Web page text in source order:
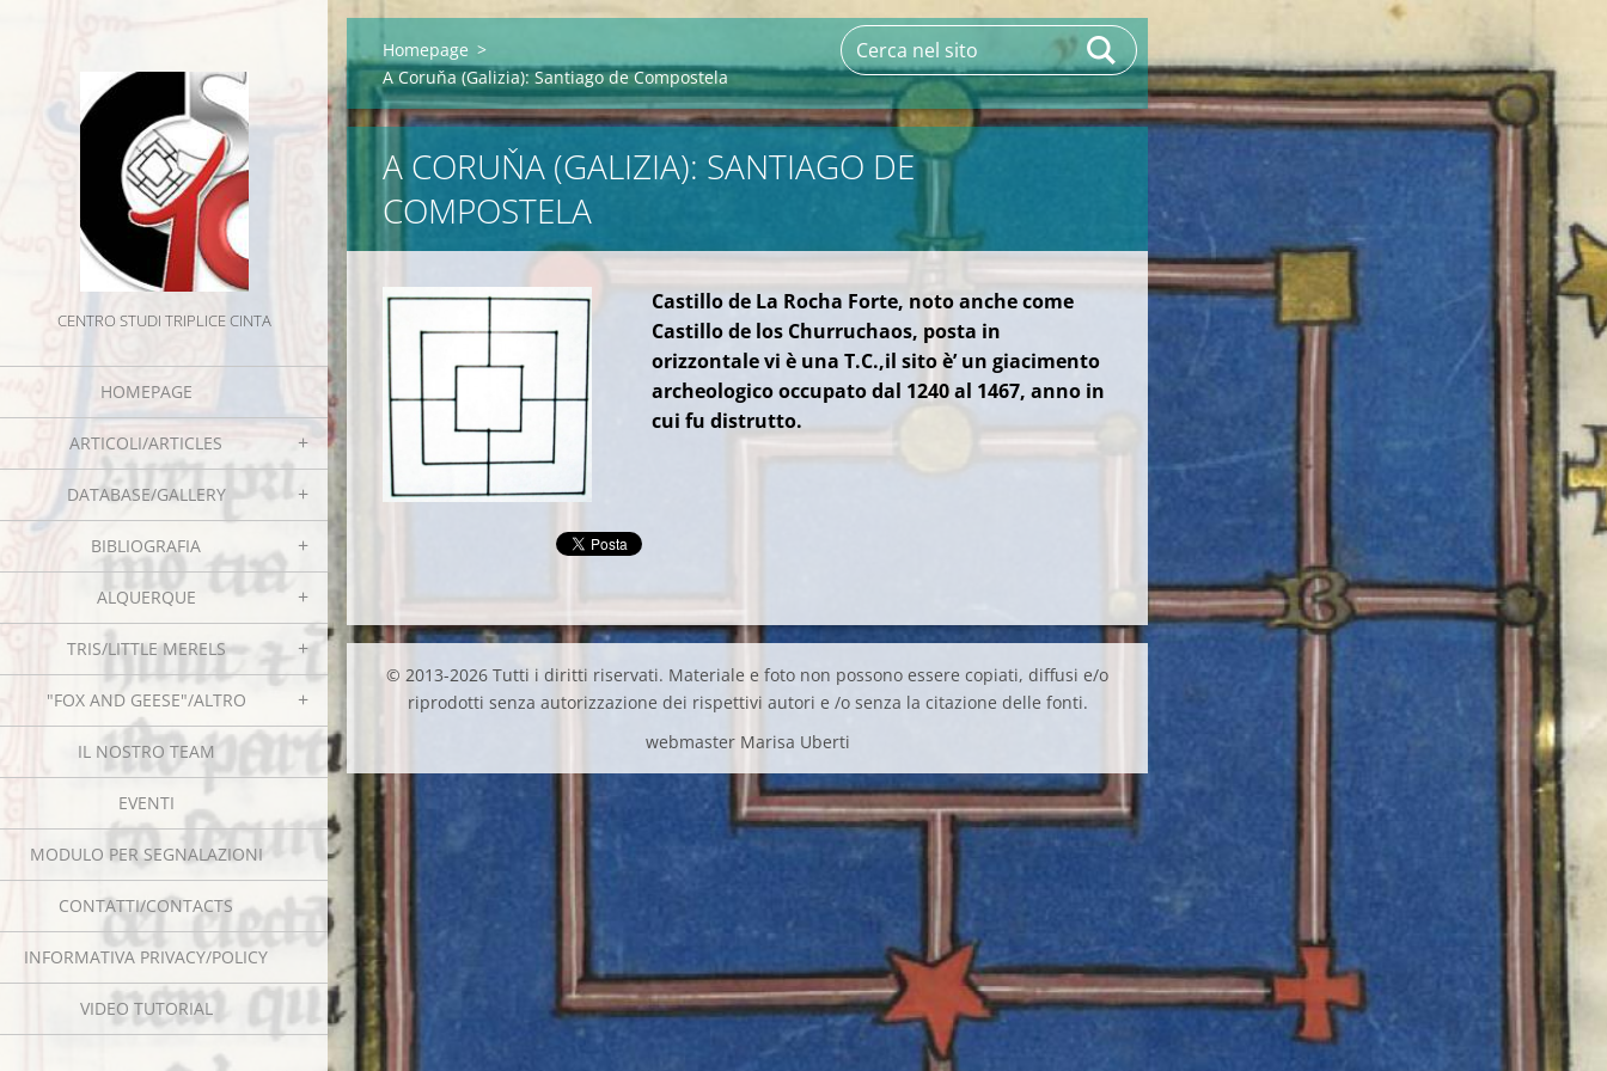
CENTRO STUDI TRIPLICE CINTA
HOMEPAGE
ARTICOLI/ARTICLES
DATABASE/GALLERY
BIBLIOGRAFIA
ALQUERQUE
TRIS/LITTLE MERELS
"FOX AND GEESE"/ALTRO
IL NOSTRO TEAM
EVENTI
MODULO PER SEGNALAZIONI
CONTATTI/CONTACTS
INFORMATIVA PRIVACY/POLICY
VIDEO TUTORIAL
Homepage >
A Coruňa (Galizia): Santiago de Compostela
A CORUŇA (GALIZIA): SANTIAGO DE
COMPOSTELA
Castillo de La Rocha Forte, noto anche come
Castillo de los Churruchaos, posta in
orizzontale vi è una T.C.,il sito è’ un giacimento
archeologico occupato dal 1240 al 1467, anno in
cui fu distrutto.
© 2013-2026 Tutti i diritti riservati. Materiale e foto non possono essere copiati, diffusi e/o
riprodotti senza autorizzazione dei rispettivi autori e /o senza la citazione delle fonti.
webmaster Marisa Uberti